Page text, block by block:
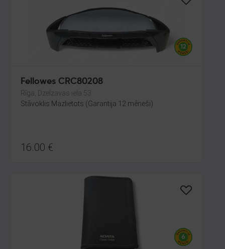
Fellowes CRC80208
Rīga, Dzelzavas iela 53
Stāvoklis Mazlietots (Garantija 12 mēneši)
16.00 €